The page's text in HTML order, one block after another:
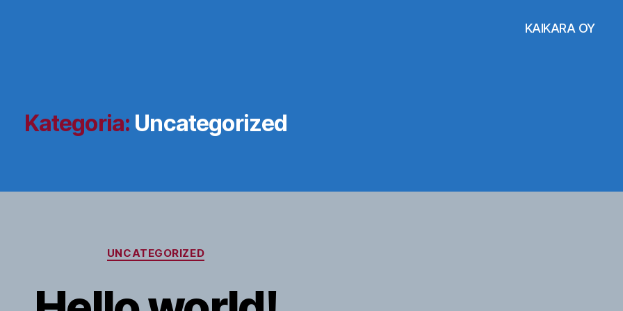
KAIKARA OY
Kategoria: Uncategorized
Kategoriat
UNCATEGORIZED